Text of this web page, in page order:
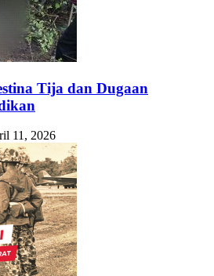
Tija dan Dugaan
11, 2026